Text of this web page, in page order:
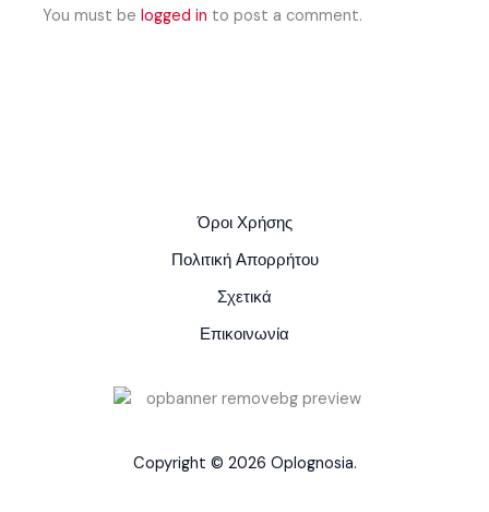
You must belogged in to post a comment.
Όροι Χρήσης
Πολιτική Απορρήτου
Σχετικά
Επικοινωνία
Copyright © 2026 Oplognosia.